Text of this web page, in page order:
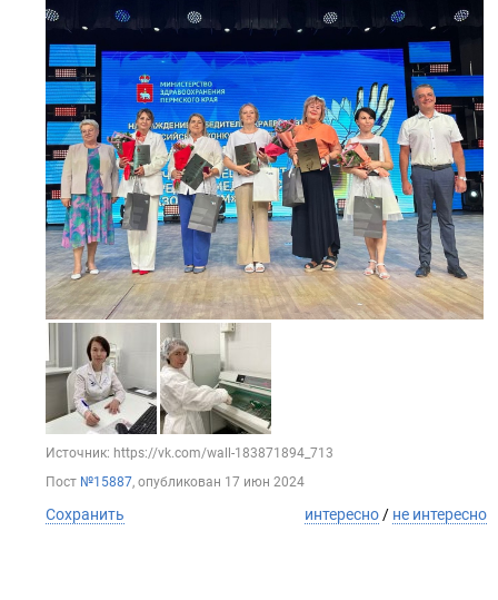
Источник: https://vk.com/wall-183871894_713
Пост №15887, опубликован 17 июн 2024
Сохранить интересно / не интересно